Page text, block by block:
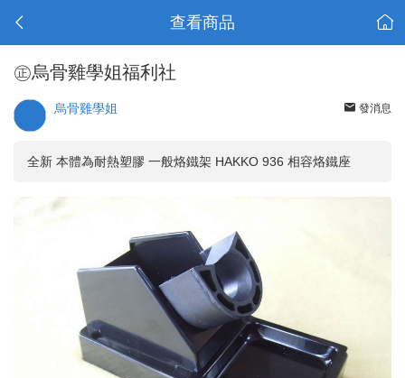
查看商品
㊣烏骨雞學姐福利社
發消息
烏骨雞學姐
全新 本體為耐熱塑膠 一般烙鐵架 HAKKO 936 相容烙鐵座